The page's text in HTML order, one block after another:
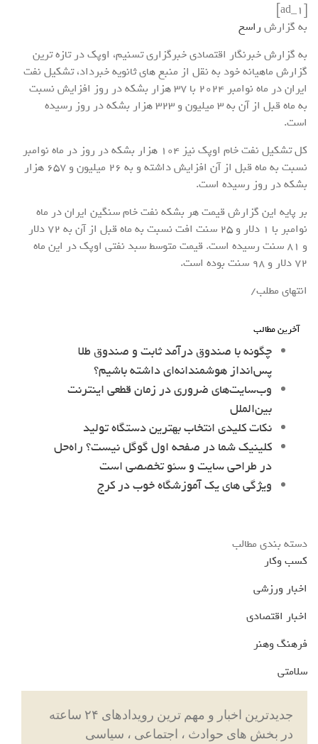
[ad_1]
به گزارش راسخ
به گزارش خبرنگار اقتصادی خبرگزاری تسنیم، اوپک در تازه ترین
گزارش ماهیانه خود به نقل از منبع های ثانویه خبرداد، تشکیل نفت
ایران در ماه نوامبر 2024 با 37 هزار بشکه در روز افزایش نسبت
به ماه قبل از آن به 3 میلیون و 323 هزار بشکه در روز رسیده
است.
کل تشکیل نفت خام اوپک نیز 104 هزار بشکه در روز در ماه نوامبر
نسبت به ماه قبل از آن افزایش داشته و به 26 میلیون و 657 هزار
بشکه در روز رسیده است.
بر پایه این گزارش قیمت هر بشکه نفت خام سنگین ایران در ماه
نوامبر با 1 دلار و 25 سنت افت نسبت به ماه قبل از آن به 72 دلار
و 81 سنت رسیده است. قیمت متوسط سبد نفتی اوپک در این ماه
72 دلار و 98 سنت بوده است.
انتهای مطلب/
آخرین مطالب
چگونه با صندوق درآمد ثابت و صندوق طلا
پس‌انداز هوشمندانه‌ای داشته باشیم؟
وب‌سایت‌های ضروری در زمان قطعی اینترنت
بین‌الملل
نکات کلیدی انتخاب بهترین دستگاه تولید
کلینیک شما در صفحه اول گوگل نیست؟ راه‌حل
در طراحی سایت و سئو تخصصی است
ویژگی های یک آموزشگاه خوب در کرج
دسته بندی مطالب
کسب وکار
اخبار ورزشی
اخبار اقتصادی
فرهنگ وهنر
سلامتی
جدیدترین اخبار و مهم ترین رویدادهای ۲۴ ساعته
در بخش های حوادث ، اجتماعی ، سیاسی